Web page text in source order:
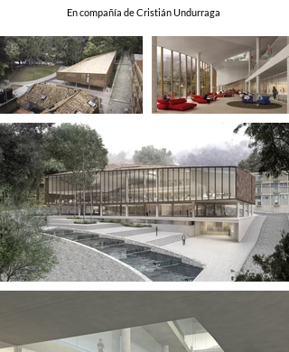
En compañía de Cristián Undurraga